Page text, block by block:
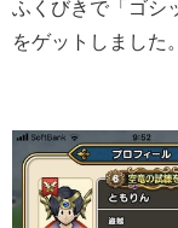
ふくびきで「ゴシ
をゲットしました。